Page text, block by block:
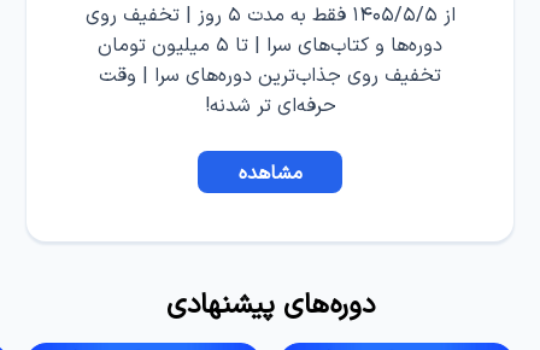
از ۱۴۰۵/۵/۵ فقط به مدت ۵ روز | تخفیف روی
دوره‌ها و کتاب‌های سرا | تا ۵ میلیون تومان
تخفیف روی جذاب‌ترین دوره‌های سرا | وقت
حرفه‌ای تر شدنه!
مشاهده
دوره‌های پیشنهادی